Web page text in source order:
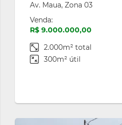
Av. Maua, Zona 03
Venda:
R$ 9.000.000,00
2.000m² total
300m² útil